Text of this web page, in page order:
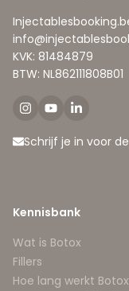
KVK: 81484879
BTW: NL862111808B01
Schrijf je in voor
Kennisbank
Wat is Botox
Fillers
Hoe lang werkt